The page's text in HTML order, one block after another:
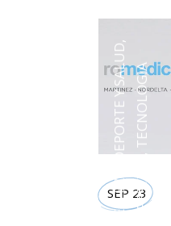
BELLEZA
DEPORTE Y SALUD
,
LIFESTYLE
,
TECNOLOGIA
SEP 23